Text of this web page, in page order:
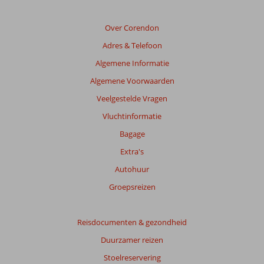
Over Corendon
Adres & Telefoon
Algemene Informatie
Algemene Voorwaarden
Veelgestelde Vragen
Vluchtinformatie
Bagage
Extra's
Autohuur
Groepsreizen
Reisdocumenten & gezondheid
Duurzamer reizen
Stoelreservering